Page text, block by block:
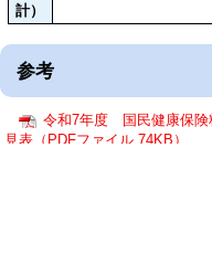
計）
参考
令和7年度 国民健康保険
見表（PDFファイル 74KB）